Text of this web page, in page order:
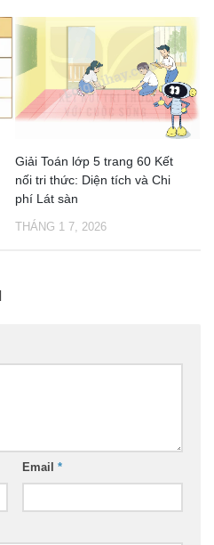
Giải Toán lớp 5 trang 60 Kết
nối tri thức: Diện tích và Chi
phí Lát sàn
THÁNG 1 7, 2026
Email *